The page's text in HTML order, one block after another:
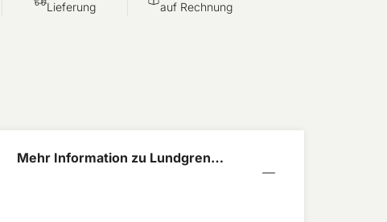
Mehr Information zu Lundgrens
Lieferung
auf Rechnung